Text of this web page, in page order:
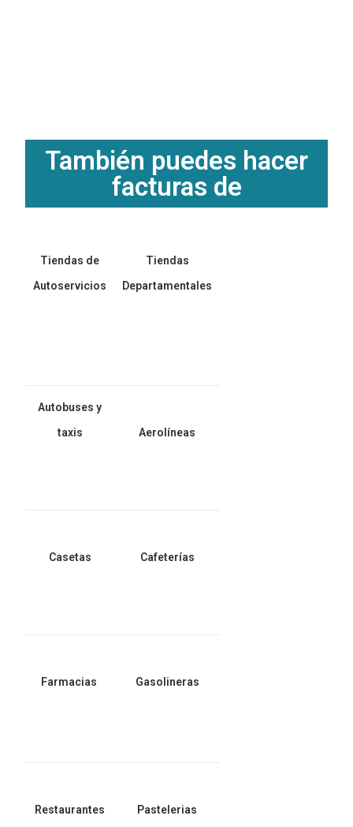
También puedes hacer
facturas de
Tiendas de
Autoservicios
Tiendas
Departamentales
Autobuses y
taxis
Aerolíneas
Casetas Cafeterías
Farmacias Gasolineras
Restaurantes
Pastelerias